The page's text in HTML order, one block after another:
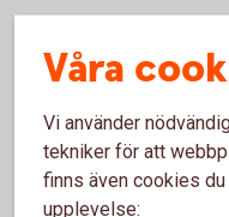
Lettland
Börs/aktiemarknad
NasdaqRiga
Våra
Vi använder
tekniker för att
finns även cookies
upplevelse: